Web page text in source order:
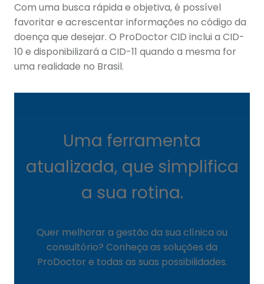
Com uma busca rápida e objetiva, é possível
favoritar e acrescentar informações no código da
doença que desejar. O ProDoctor CID inclui a CID-
10 e disponibilizará a CID-11 quando a mesma for
uma realidade no Brasil.
Uma ferramenta
atualizada, que simplifica
a sua rotina.
Quer melhorar a gestão da sua clínica ou
consultório? Conheça as soluções da
ProDoctor e todas as suas possibilidades.